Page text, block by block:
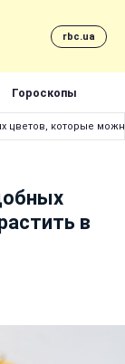
rbc.ua
Гороскопы
цветов, которые
в